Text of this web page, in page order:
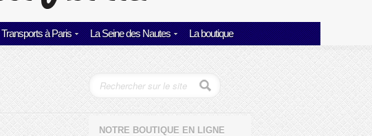
Transports à Paris La Seine des Nautes La boutique
NOTRE BOUTIQUE EN LIGNE